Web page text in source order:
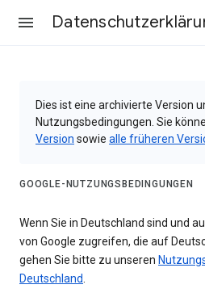
Dies ist eine archivierte Version
Nutzungsbedingungen. Sie
Version sowie alle früheren
GOOGLE-NUTZUNGSBEDINGUNGEN
Wenn Sie in Deutschland sind und
von Google zugreifen, die auf
gehen Sie bitte zu unseren
Deutschland.